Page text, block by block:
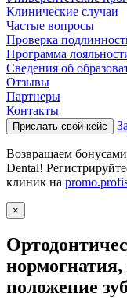
Клинические случаи
Частые вопросы
Проверка
Программа
Сведения об
Отзывы
Партнеры
Контакты
Прислать свой кейс
Возвращаем
Dental!
клиник на
×
нормогнатия,
положение